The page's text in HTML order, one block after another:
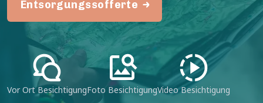
Notfall Räumung
Wohnungsauflösung
Sperrgutentsorgung
Möbel Entsorgung
Entsorgungssofferte
Vor Ort BesichtigungFoto BesichtigungVideo Besichtigung